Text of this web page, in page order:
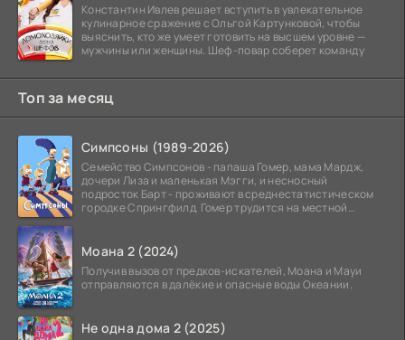
Константин Ивлев решает вступить в увлекательное
кулинарное сражение с Ольгой Картунковой, чтобы
выяснить, кто же умеет готовить на высшем уровне —
мужчины или женщины. Шеф-повар соберет команду
Топ за месяц
Симпсоны (1989-2026)
Семейство Симпсонов - папаша Гомер, мама Мардж,
дочери Лиза и маленькая Мэгги, и несносный
подросток Барт - проживают в среднестатистическом
городке Спрингфилд. Гомер трудится на местной
Моана 2 (2024)
Получив вызов от предков-искателей, Моана и Мауи
отправляются в далёкие и опасные воды Океании.
Не одна дома 2 (2025)